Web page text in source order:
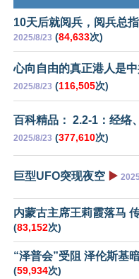
10天后就阅兵，阅兵总
2025/8/23 (84,633次)
心向自由的真正港人是
2025/8/23 (116,505次)
百科精品： 2.2-1：经络
2025/8/23 (377,610次)
巨型UFO突现夜空 ▶️
内蒙古主席王莉霞落马
(83,152次)
“泽普会”受阻 泽伦斯基
(59,934次)